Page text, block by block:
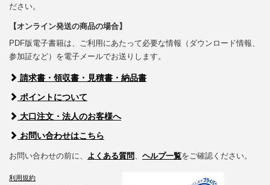
ださい。
【オンライン発送の商品の場合】
PDF版電子書籍は、ご利用にあたって必要な情報（ダウンロード情報、
参加証など）を電子メールでお送りします。
請求書・領収書・見積書・納品書
ポイントについて
大口注文・法人のお客様へ
お問い合わせはこちら
お問い合わせの前に、 よくある質問、 ヘルプ一覧をご確認ください。
利用規約